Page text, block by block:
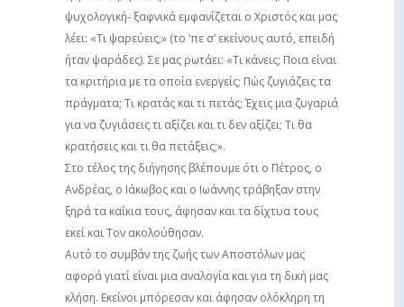
ψυχολογική- ξαφνικά εμφανίζεται ο Χριστός και μας
λέει: «Τι ψαρεύεις;» (το ‘πε σ’ εκείνους αυτό, επειδή
ήταν ψαράδες). Σε μας ρωτάει: «Τι κάνεις; Ποια είναι
τα κριτήρια με τα οποία ενεργείς; Πώς ζυγιάζεις τα
πράγματα; Τι κρατάς και τι πετάς; Έχεις μια ζυγαριά
για να ζυγιάσεις τι αξίζει και τι δεν αξίζει; Τι θα
κρατήσεις και τι θα πετάξεις;».
Στο τέλος της διήγησης βλέπουμε ότι ο Πέτρος, ο
Ανδρέας, ο Ιάκωβος και ο Ιωάννης τράβηξαν στην
ξηρά τα καΐκια τους, άφησαν και τα δίχτυα τους
εκεί και Τον ακολούθησαν.
Αυτό το συμβάν της ζωής των Αποστόλων μας
αφορά γιατί είναι μια αναλογία και για τη δική μας
κλήση. Εκείνοι μπόρεσαν και άφησαν ολόκληρη τη